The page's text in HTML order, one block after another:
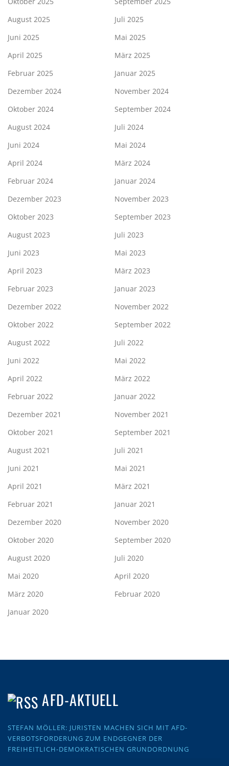
August 2025
Juli 2025
Juni 2025
Mai 2025
April 2025
März 2025
Februar 2025
Januar 2025
Dezember 2024
November 2024
Oktober 2024
September 2024
August 2024
Juli 2024
Juni 2024
Mai 2024
April 2024
März 2024
Februar 2024
Januar 2024
Dezember 2023
November 2023
Oktober 2023
September 2023
August 2023
Juli 2023
Juni 2023
Mai 2023
April 2023
März 2023
Februar 2023
Januar 2023
Dezember 2022
November 2022
Oktober 2022
September 2022
August 2022
Juli 2022
Juni 2022
Mai 2022
April 2022
März 2022
Februar 2022
Januar 2022
Dezember 2021
November 2021
Oktober 2021
September 2021
August 2021
Juli 2021
Juni 2021
Mai 2021
April 2021
März 2021
Februar 2021
Januar 2021
Dezember 2020
November 2020
Oktober 2020
September 2020
August 2020
Juli 2020
Mai 2020
April 2020
März 2020
Februar 2020
Januar 2020
AFD-AKTUELL
STEFAN MÖLLER: JURISTEN MACHEN SICH MIT AFD-
VERBOTSFORDERUNG ZUM ENDGEGNER DER
FREIHEITLICH-DEMOKRATISCHEN GRUNDORDNUNG